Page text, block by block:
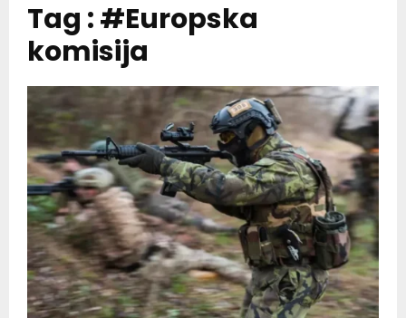
Tag : #Europska
komisija